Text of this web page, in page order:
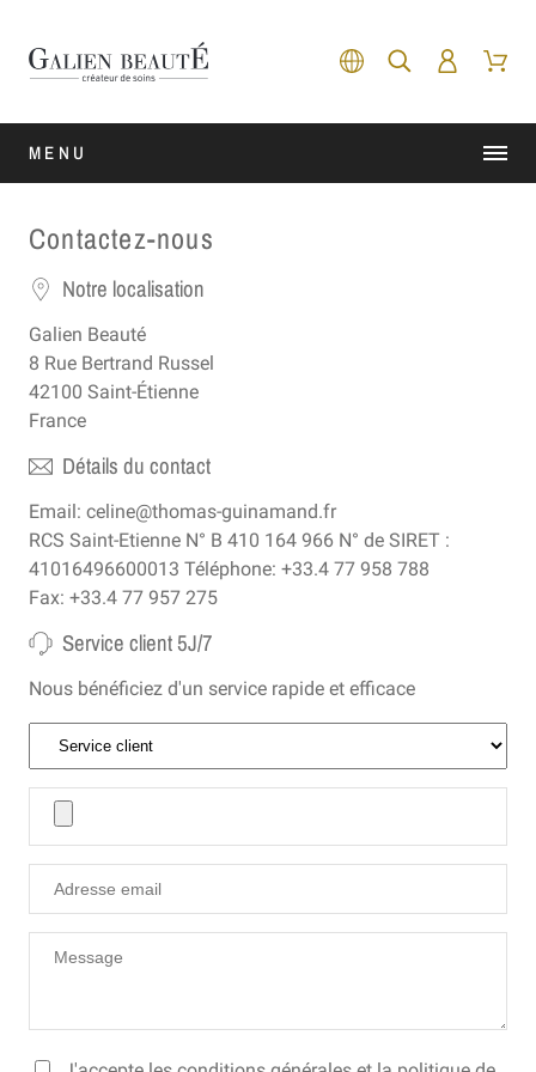
MENU
Contactez-nous
Notre localisation
Galien Beauté
8 Rue Bertrand Russel
42100 Saint-Étienne
France
Détails du contact
Email: celine@thomas-guinamand.fr
RCS Saint-Etienne N° B 410 164 966 N° de SIRET :
41016496600013 Téléphone: +33.4 77 958 788
Fax: +33.4 77 957 275
Service client 5J/7
Nous bénéficiez d'un service rapide et efficace